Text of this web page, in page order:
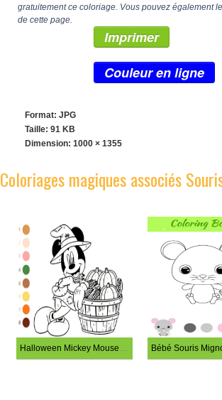
gratuitement ce coloriage. Vous pouvez également
de cette page.
Imprimer
Couleur en ligne
Format: JPG
Taille: 91 KB
Dimension: 1000 × 1355
Coloriages magiques associés
Halloween Mickey Mouse Coloriage Magique